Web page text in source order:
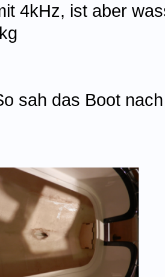
4kHz, ist aber
sah das Boot